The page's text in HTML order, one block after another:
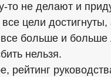
то не делают и
цели достигнуты,
больше и больше
нельзя.
рейтинг